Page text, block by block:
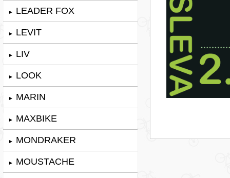
► LEADER FOX
► LEVIT
► LIV
► LOOK
► MARIN
► MAXBIKE
► MONDRAKER
► MOUSTACHE